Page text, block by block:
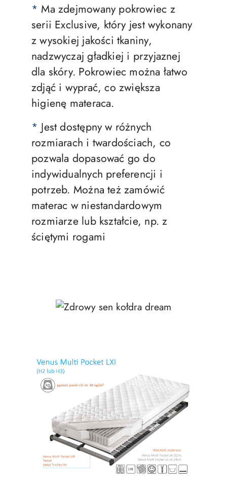
* Ma zdejmowany pokrowiec z
serii Exclusive, który jest wykonany
z wysokiej jakości tkaniny,
nadzwyczaj gładkiej i przyjaznej
dla skóry. Pokrowiec można łatwo
zdjąć i wyprać, co zwiększa
higienę materaca.
* Jest dostępny w różnych
rozmiarach i twardościach, co
pozwala dopasować go do
indywidualnych preferencji i
potrzeb. Można też zamówić
materac w niestandardowym
rozmiarze lub kształcie, np. z
ściętymi rogami